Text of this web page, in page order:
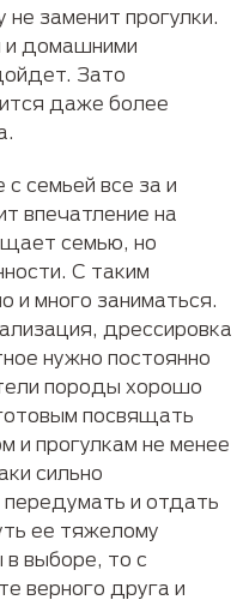
заменит прогулки.
и домашними
Зато
даже более
семьей все за и
впечатление на
семью, но
С таким
и много заниматься.
дрессировка
нужно постоянно
породы хорошо
посвящать
и прогулкам не менее
сильно
и отдать
ее тяжелому
выборе, то с
верного друга и